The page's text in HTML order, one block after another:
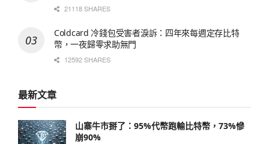
21118 SHARES
Coldcard 冷錢包受害者淚訴：四年來每週定存比特
幣，一夜歸零求助無門
12592 SHARES
最新文章
山寨牛市掰了：95%代幣跑輸比特幣，73%慘
崩90%